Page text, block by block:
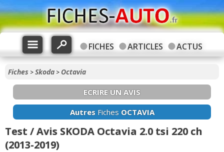
FICHES ARTICLES ACTUS
Fiches >Skoda > Octavia
ECRIRE UN AVIS
AutresFiches OCTAVIA
Test / Avis SKODA Octavia 2.0 tsi 220 ch
(2013-2019)